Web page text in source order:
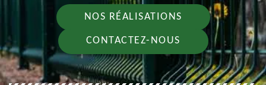
NOS RÉALISATIONS
CONTACTEZ-NOUS